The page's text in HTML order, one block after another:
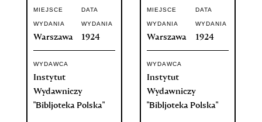
MIEJSCE
WYDANIA
Warszawa
DATA
WYDANIA
1924
WYDAWCA
Instytut
Wydawniczy
"Bibljoteka Polska"
MIEJSCE
WYDANIA
Warszawa
DATA
WYDANIA
1924
WYDAWCA
Instytut
Wydawniczy
"Bibljoteka Polska"